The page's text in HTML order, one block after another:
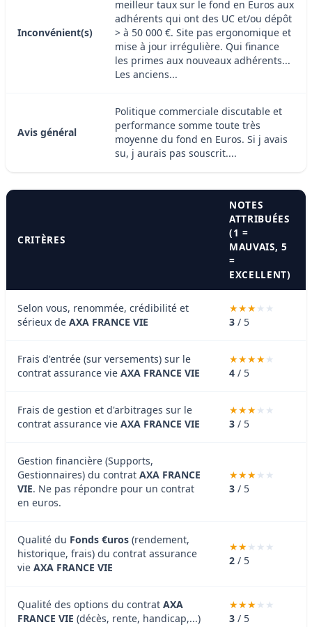
Inconvénient(s)
meilleur taux sur le fond en Euros aux
adhérents qui ont des UC et/ou dépôt
> à 50 000 €. Site pas ergonomique et
mise à jour irrégulière. Qui finance
les primes aux nouveaux adhérents...
Les anciens...
Avis général
Politique commerciale discutable et
performance somme toute très
moyenne du fond en Euros. Si j avais
su, j aurais pas souscrit....
CRITÈRES
NOTES
ATTRIBUÉES
(1 =
MAUVAIS, 5
=
EXCELLENT)
Selon vous, renommée, crédibilité et
sérieux de AXA FRANCE VIE 3 / 5
Frais d'entrée (sur versements) sur le
contrat assurance vie AXA FRANCE VIE 4 / 5
Frais de gestion et d'arbitrages sur le
contrat assurance vie AXA FRANCE VIE 3 / 5
Gestion financière (Supports,
Gestionnaires) du contrat AXA FRANCE
VIE. Ne pas répondre pour un contrat
en euros.
3 / 5
Qualité du Fonds €uros (rendement,
historique, frais) du contrat assurance
vie AXA FRANCE VIE
2 / 5
Qualité des options du contrat AXA
FRANCE VIE (décès, rente, handicap,...) 3 / 5